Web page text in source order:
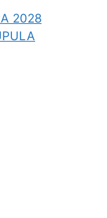
2028